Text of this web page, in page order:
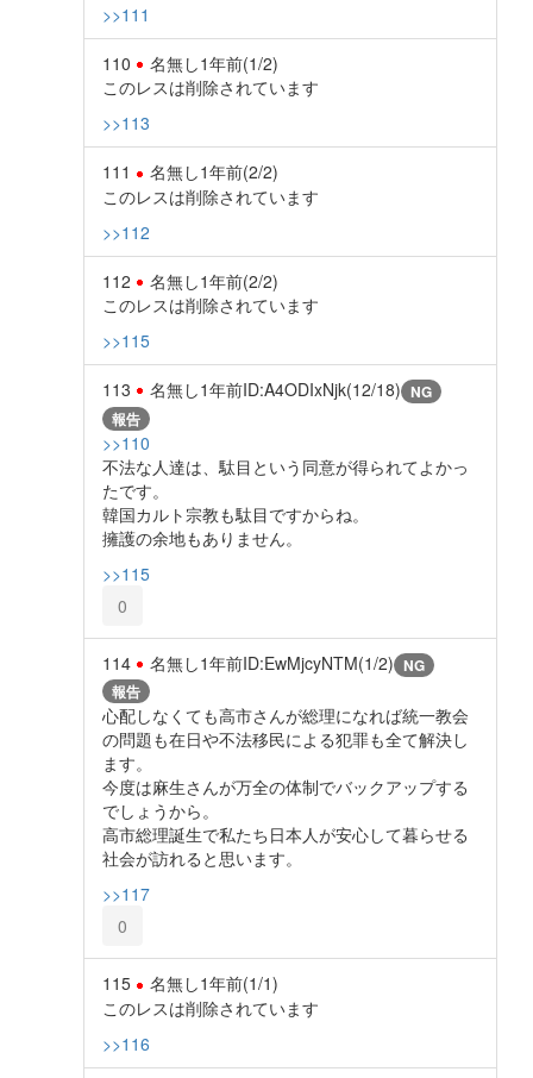
>>111
110 名無し1年前(1/2)
このレスは削除されています
>>113
111 名無し1年前(2/2)
このレスは削除されています
>>112
112 名無し1年前(2/2)
このレスは削除されています
>>115
113 名無し1年前ID:A4ODIxNjk(12/18) NG
報告
>>110
不法な人達は、駄目という同意が得られてよかっ
たです。
韓国カルト宗教も駄目ですからね。
擁護の余地もありません。
>>115
0
114 名無し1年前ID:EwMjcyNTM(1/2) NG
報告
心配しなくても高市さんが総理になれば統一教会
の問題も在日や不法移民による犯罪も全て解決し
ます。
今度は麻生さんが万全の体制でバックアップする
でしょうから。
高市総理誕生で私たち日本人が安心して暮らせる
社会が訪れると思います。
>>117
0
115 名無し1年前(1/1)
このレスは削除されています
>>116